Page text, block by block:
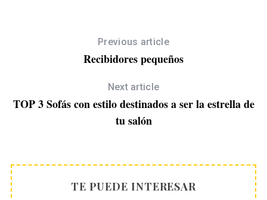
Previous article
Recibidores pequeños
Next article
TOP 3 Sofás con estilo destinados a ser la estrella de
tu salón
TE PUEDE INTERESAR